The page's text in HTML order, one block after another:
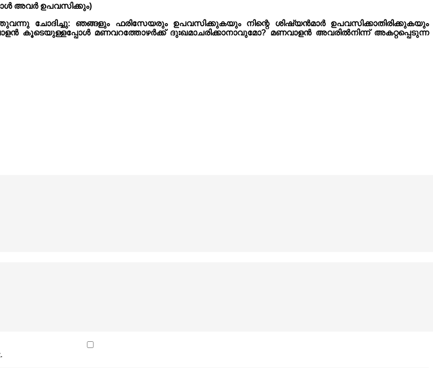
അവർ ഉപവസിക്കും)
ചോദിച്ചു: ഞങ്ങളും ഫരിസേയരും ഉപവസിക്കുകയും നിന്റെ ശിഷ്യൻമാർ ഉപവസിക്കാതിരിക്കുകയും
മണവറത്തോഴർക്ക് ദുഃഖമാചരിക്കാനാവുമോ? മണവാളൻ അവരിൽനിന്ന് അകറ്റപ്പെടുന്ന